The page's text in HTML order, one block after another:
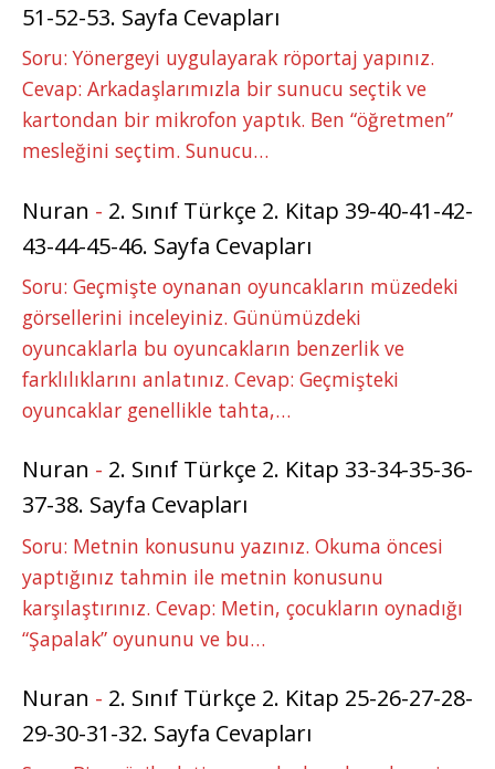
51-52-53. Sayfa Cevapları
Soru: Yönergeyi uygulayarak röportaj yapınız.
Cevap: Arkadaşlarımızla bir sunucu seçtik ve
kartondan bir mikrofon yaptık. Ben “öğretmen”
mesleğini seçtim. Sunucu…
Nuran - 2. Sınıf Türkçe 2. Kitap 39-40-41-42-
43-44-45-46. Sayfa Cevapları
Soru: Geçmişte oynanan oyuncakların müzedeki
görsellerini inceleyiniz. Günümüzdeki
oyuncaklarla bu oyuncakların benzerlik ve
farklılıklarını anlatınız. Cevap: Geçmişteki
oyuncaklar genellikle tahta,…
Nuran - 2. Sınıf Türkçe 2. Kitap 33-34-35-36-
37-38. Sayfa Cevapları
Soru: Metnin konusunu yazınız. Okuma öncesi
yaptığınız tahmin ile metnin konusunu
karşılaştırınız. Cevap: Metin, çocukların oynadığı
“Şapalak” oyununu ve bu…
Nuran - 2. Sınıf Türkçe 2. Kitap 25-26-27-28-
29-30-31-32. Sayfa Cevapları